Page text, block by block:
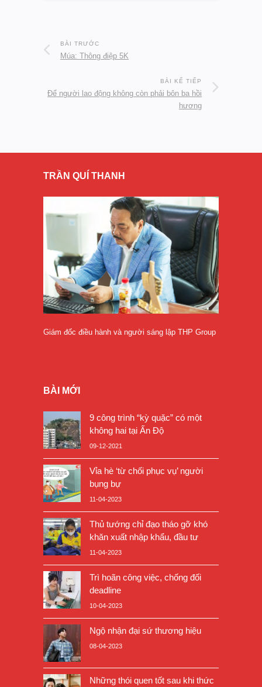
BÀI TRƯỚC
Múa: Thông điệp 5K
BÀI KẾ TIẾP
Để người lao động không còn phải bôn ba hồi
hương
TRẦN QUÍ THANH
Giám đốc điều hành và người sáng lập THP Group
BÀI MỚI
9 công trình “kỳ quặc” có một
không hai tại Ấn Độ
09-12-2021
Vỉa hè ‘từ chối phục vụ’ người
bụng bự
11-04-2023
Thủ tướng chỉ đạo tháo gỡ khó
khăn xuất nhập khẩu, đầu tư
11-04-2023
Trì hoãn công việc, chống đối
deadline
10-04-2023
Ngộ nhận đại sứ thương hiệu
08-04-2023
Những thói quen tốt sau khi thức